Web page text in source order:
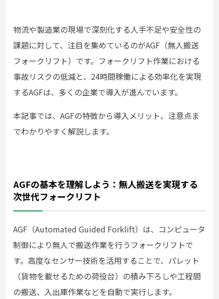
物流や製造業の現場で深刻化する人手不足や安全性の
課題に対して、注目を集めているのがAGF（無人搬送
フォークリフト）です。フォークリフト作業における
事故リスクの低減と、24時間稼働による効率化を実現
するAGFは、多くの企業で導入が進んでいます。
本記事では、AGFの特徴から導入メリット、注意点ま
でわかりやすく解説します。
AGFの基本を理解しよう：無人搬送を実現する
次世代フォークリフト
AGF（Automated Guided Forklift）は、コンピュータ
制御により無人で搬送作業を行うフォークリフトで
す。高度なセンサー技術を活用することで、パレット
（貨物を載せるための荷役台）の積み下ろしや工程間
の搬送、入出庫作業などを自動で実行します。